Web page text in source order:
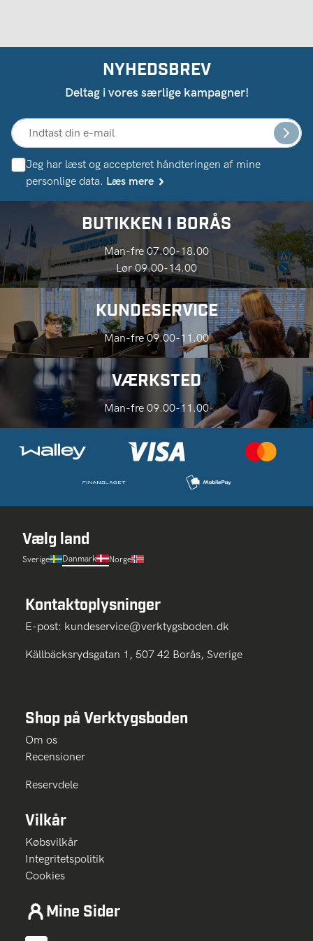
NYHEDSBREV
Deltag i vores særlige kampagner!
Jeg har læst og accepteret håndteringen af ​​mine
personlige data. Læs mere
BUTIKKEN I BORÅS
Man-fre 07.00-18.00
Lør 09.00-14.00
KUNDESERVICE
Man-fre 09.00-11.00
VÆRKSTED
Man-fre 09.00-11.00
Vælg land
Sverige Danmark Norge
Kontaktoplysninger
E-post: kundeservice@verktygsboden.dk
Källbäcksrydsgatan 1, 507 42 Borås, Sverige
Shop på Verktygsboden
Om os
Recensioner
Reservdele
Vilkår
Købsvilkår
Integritetspolitik
Cookies
Mine Sider